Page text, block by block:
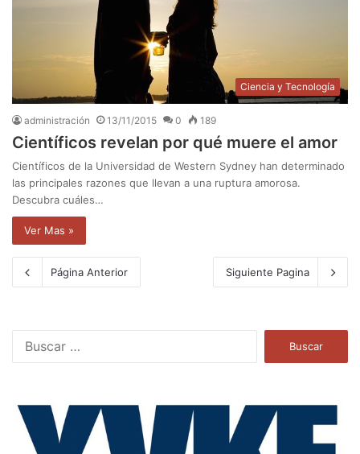
Ciencia y Tecnología
administración 13/11/2015 0 189
Científicos revelan por qué muere el amor
Científicos de la Universidad de Western Sydney han determinado
las principales razones que llevan a una ruptura amorosa.
Descubra cuáles…
Ver Mas »
Página Anterior Siguiente Pagina
a